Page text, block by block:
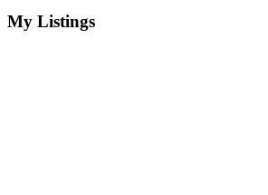
My Listings